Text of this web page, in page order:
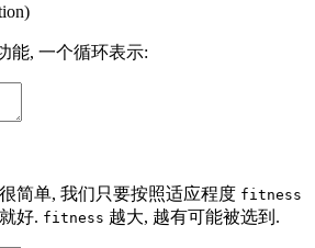
能, 一个循环表示:
很简单, 我们只要按照适应程度 fitness
就好. fitness 越大, 越有可能被选到.